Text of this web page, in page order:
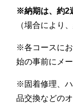
※納期は、約2
（場合により
※各コースに
始の事前にメ
※固着修理、
品交換などの